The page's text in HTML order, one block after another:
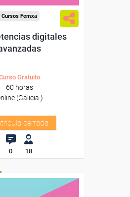
Cursos Femxa
digitales
Gratuito
60 horas
(Galicia )
cerrada
0 18